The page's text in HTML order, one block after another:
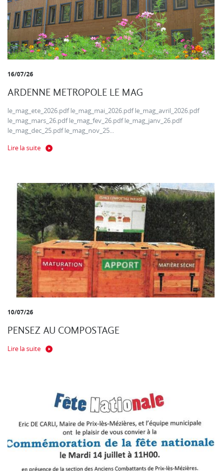
16/07/26
ARDENNE METROPOLE LE MAG
le_mag_ete_2026.pdf le_mag_mai_2026.pdf le_mag_avril_2026.pdf
le_mag_mars_26.pdf le_mag_fev_26.pdf le_mag_janv_26.pdf
le_mag_dec_25.pdf le_mag_nov_25...
Lire la suite
10/07/26
PENSEZ AU COMPOSTAGE
Lire la suite